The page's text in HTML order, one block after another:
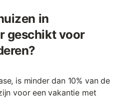
in
geschikt voor
is minder dan 10% van de
voor een vakantie met